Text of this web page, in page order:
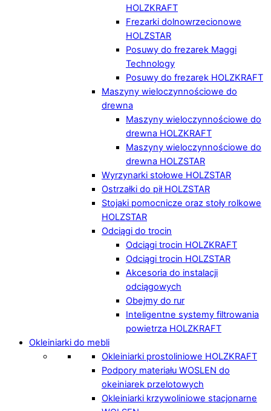
HOLZKRAFT
Frezarki dolnowrzecionowe
HOLZSTAR
Posuwy do frezarek Maggi
Technology
Posuwy do frezarek HOLZKRAFT
Maszyny wieloczynnościowe do
drewna
Maszyny wieloczynnościowe do
drewna HOLZKRAFT
Maszyny wieloczynnościowe do
drewna HOLZSTAR
Wyrzynarki stołowe HOLZSTAR
Ostrzałki do pił HOLZSTAR
Stojaki pomocnicze oraz stoły rolkowe
HOLZSTAR
Odciągi do trocin
Odciągi trocin HOLZKRAFT
Odciągi trocin HOLZSTAR
Akcesoria do instalacji
odciągowych
Obejmy do rur
Inteligentne systemy filtrowania
powietrza HOLZKRAFT
Okleiniarki do mebli
Okleiniarki prostoliniowe HOLZKRAFT
Podpory materiału WOSLEN do
okeiniarek przelotowych
Okleiniarki krzywoliniowe stacjonarne